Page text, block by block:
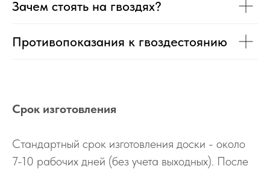
Зачем стоять на гвоздях?
Противопоказания к гвоздестоянию
Срок изготовления
Стандартный срок изготовления доски - около
7-10 рабочих дней (без учета выходных). После